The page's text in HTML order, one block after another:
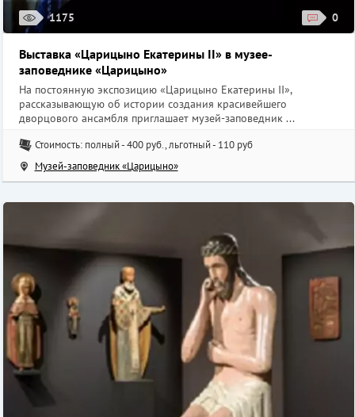
1175 0
Выставка «Царицыно Екатерины II» в музее-
заповеднике «Царицыно»
На постоянную экспозицию «Царицыно Екатерины II»,
рассказывающую об истории создания красивейшего
дворцового ансамбля приглашает музей-заповедник ...
Стоимость: полный - 400 руб., льготный - 110 руб
Музей-заповедник «Царицыно»